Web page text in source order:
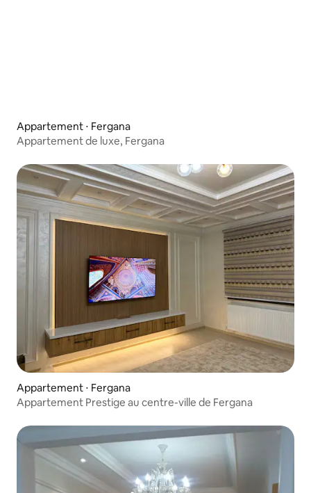
Appartement ⋅ Fergana
Appartement de luxe, Fergana
Appartement ⋅ Fergana
Appartement Prestige au centre-ville de Fergana